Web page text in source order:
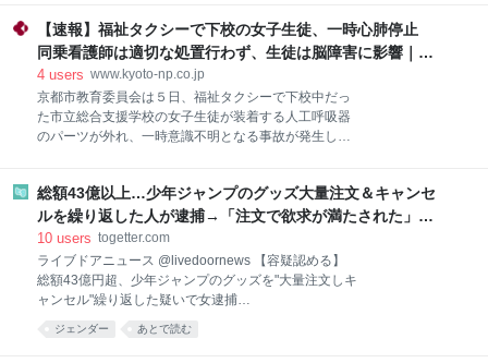
刺された。 この内海課長の持つ底知れない魅力からすると、あっさりし
過ぎだと思う。 ３．ラディッツ（ドラゴンボール） 主人公・孫悟空の兄
という重要ポジションだったのに、ピッコロの新技の実験台にされただ
け。 その後の物語でも、一度も言及されていない。
【速報】福祉タクシーで下校の女子生徒、一時心肺停止
同乗看護師は適切な処置行わず、生徒は脳障害に影響｜京
都新聞デジタル 京都・滋賀のニュースサイト
4 users www.kyoto-np.co.jp
京都市教育委員会は５日、福祉タクシーで下校中だっ
た市立総合支援学校の女子生徒が装着する人工呼吸器
のパーツが外れ、一時意識不明となる事故が発生した
って認識し、適切な処置が行われなかったためで、生
徒は蘇生後脳症となった。京都府警は６月１８日に業
務上過失傷害の疑いで看護師を書類送検した。 市教委
によると、生徒は医療的ケア児の登下校を支援する市
の通学支援事業で看護師の介助を受けていた。事故が
あったのは昨年２月１０日で、生徒が乗った福祉タク
ムが作動。原因は人工呼吸器の加湿回路が外れたこと
総額43億以上…少年ジャンプのグッズ大量注文＆キャンセ
ルを繰り返した人が逮捕→「注文で欲求が満たされた」と
供述しているが転売の手口では？という声も
10 users togetter.com
ライブドアニュース @livedoornews 【容疑認める】
総額43億円超、少年ジャンプのグッズを"大量注文しキ
ャンセル"繰り返した疑いで女逮捕
news.livedoor.com/article/detail… 集英社のオンライン
ショップで238個のアカウントから注文を繰り返し、
ジェンダー あとで読む